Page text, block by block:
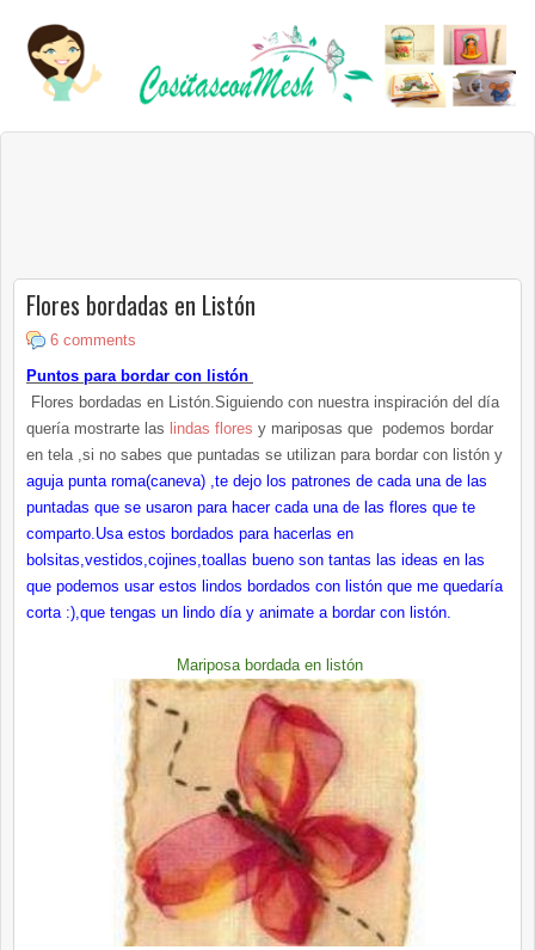
Flores bordadas en Listón
6 comments
Puntos para bordar con listón
Flores bordadas en Listón.Siguiendo con nuestra inspiración del día
quería mostrarte las lindas flores y mariposas que podemos bordar
en tela ,si no sabes que puntadas se utilizan para bordar con listón y
aguja punta roma(caneva) ,te dejo los patrones de cada una de las
puntadas que se usaron para hacer cada una de las flores que te
comparto.Usa estos bordados para hacerlas en
bolsitas,vestidos,cojines,toallas bueno son tantas las ideas en las
que podemos usar estos lindos bordados con listón que me quedaría
corta :),que tengas un lindo día y animate a bordar con listón.
Mariposa bordada en listón